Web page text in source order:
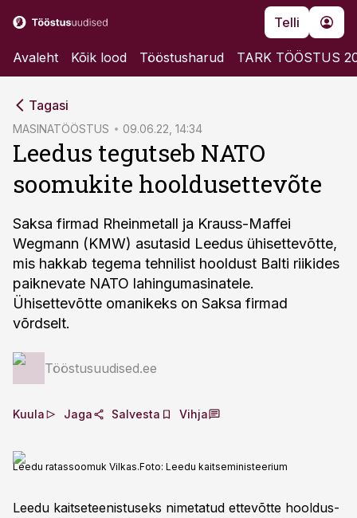
Telli
Avaleht Kõik lood Tööstusharud TARK TÖÖSTUS
Tagasi
MASINATÖÖSTUS 09.06.22, 14:34
Leedus tegutseb NATO
soomukite hooldusettevõte
Saksa firmad Rheinmetall ja Krauss-Maffei
Wegmann (KMW) asutasid Leedus ühisettevõtte,
mis hakkab tegema tehnilist hooldust Balti riikides
paiknevate NATO lahingumasinatele.
Ühisettevõtte omanikeks on Saksa firmad
võrdselt.
Tööstusuudised.ee
Kuula Jaga Salvesta Vihja
Leedu ratassoomuk Vilkas.Foto: Leedu kaitseministeerium
Leedu kaitseteenistuseks nimetatud ettevõtte hooldus-